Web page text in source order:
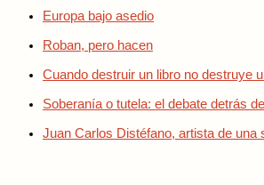
Europa bajo asedio
Roban, pero hacen
Cuando destruir un libro no destruye
Soberanía o tutela: el debate detrás
Juan Carlos Distéfano, artista de una